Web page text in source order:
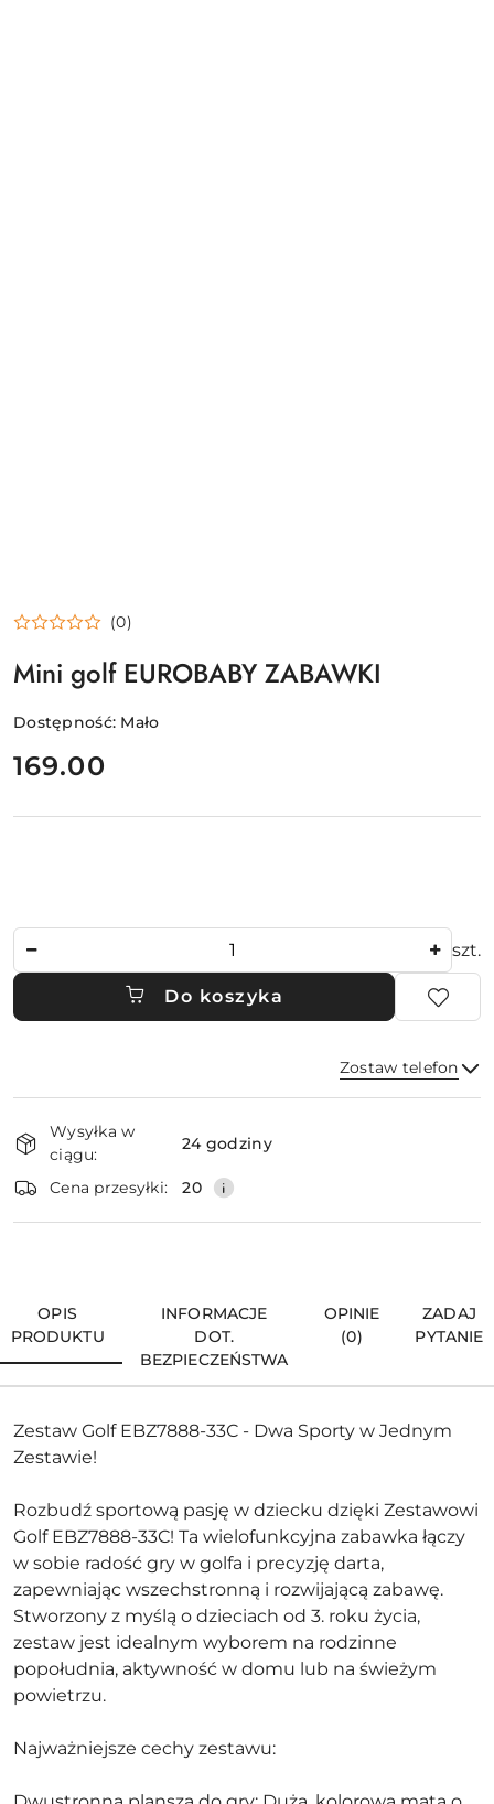
(0)
Mini golf EUROBABY ZABAWKI
Dostępność: Mało
cena:
169.00
szt.
Do koszyka
Zostaw telefon
i
dostawa
Wysyłka w
ciągu:
24 godziny
Cena przesyłki: 20
OPIS
PRODUKTU
INFORMACJE
DOT.
BEZPIECZEŃSTWA
OPINIE
(0)
ZADAJ
PYTANIE
Zestaw Golf EBZ7888-33C - Dwa Sporty w Jednym
Zestawie!
Rozbudź sportową pasję w dziecku dzięki Zestawowi
Golf EBZ7888-33C! Ta wielofunkcyjna zabawka łączy
w sobie radość gry w golfa i precyzję darta,
zapewniając wszechstronną i rozwijającą zabawę.
Stworzony z myślą o dzieciach od 3. roku życia,
zestaw jest idealnym wyborem na rodzinne
popołudnia, aktywność w domu lub na świeżym
powietrzu.
Najważniejsze cechy zestawu: